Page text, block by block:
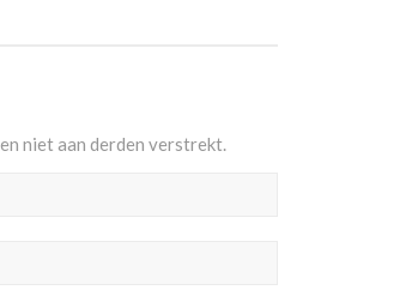
niet aan derden verstrekt.